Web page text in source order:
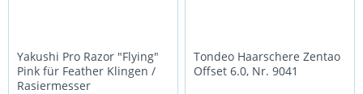
Yakushi Pro Razor "Flying"
Pink für Feather Klingen /
Rasiermesser
Tondeo Haarschere Zentao
Offset 6.0, Nr. 9041